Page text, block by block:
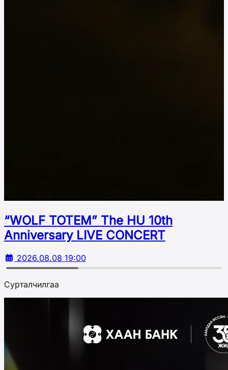
“WOLF TOTEM” The HU 10th
Аnniversary LIVE CONCERT
2026.08.08 19:00
Сурталчилгаа